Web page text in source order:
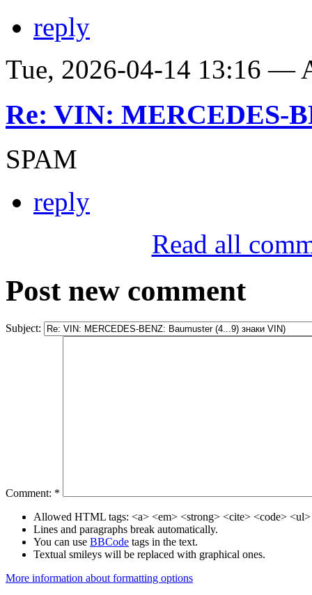
reply
Tue, 2026-04-14 13:16 —
Re: VIN: MERCEDES-
SPAM
reply
Read all
Post new comment
Subject:
Comment: *
Allowed HTML tags: <a> <em> <strong> <cite> <code>
Lines and paragraphs break automatically.
You can use BBCode tags in the text.
Textual smileys will be replaced with graphical ones.
More information about formatting options